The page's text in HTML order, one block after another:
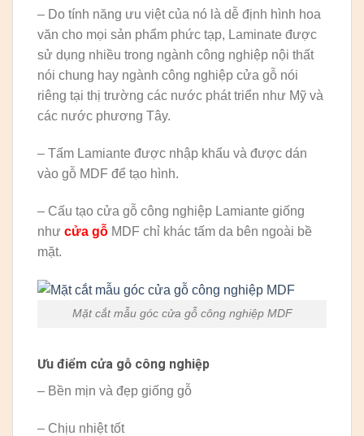
– Do tính năng ưu việt của nó là dễ định hình hoa
văn cho mọi sản phẩm phức tạp, Laminate được
sử dụng nhiều trong ngành công nghiệp nội thất
nói chung hay ngành công nghiệp cửa gỗ nói
riêng tại thị trường các nước phát triển như Mỹ và
các nước phương Tây.
– Tấm Lamiante được nhập khẩu và được dán
vào gỗ MDF để tạo hình.
– Cấu tạo cửa gỗ công nghiệp Lamiante giống
như cửa gỗ MDF chỉ khác tấm da bên ngoài bề
mặt.
Mặt cắt mẫu góc cửa gỗ công nghiệp MDF
Ưu điểm cửa gỗ công nghiệp
– Bền mịn và đẹp giống gỗ
– Chịu nhiệt tốt